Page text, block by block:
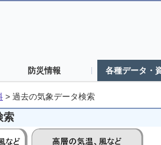
防災情報 各種データ・
> 過去の気象データ検索
索